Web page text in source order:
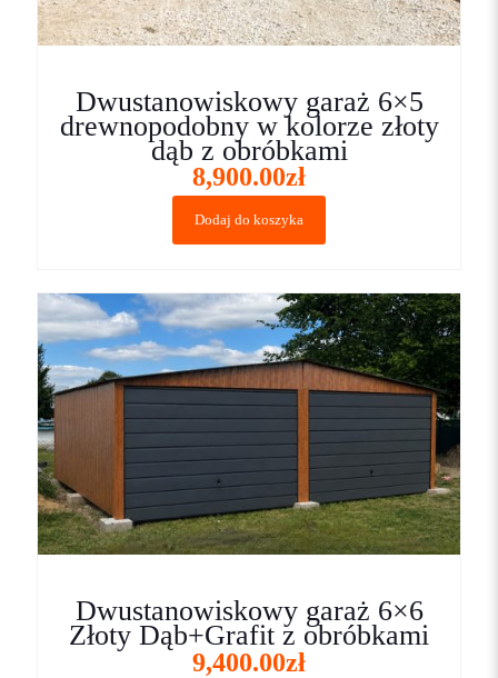
Dwustanowiskowy garaż 6×5
drewnopodobny w kolorze złoty
dąb z obróbkami
8,900.00zł
Dodaj do koszyka
Dwustanowiskowy garaż 6×6
Złoty Dąb+Grafit z obróbkami
9,400.00zł